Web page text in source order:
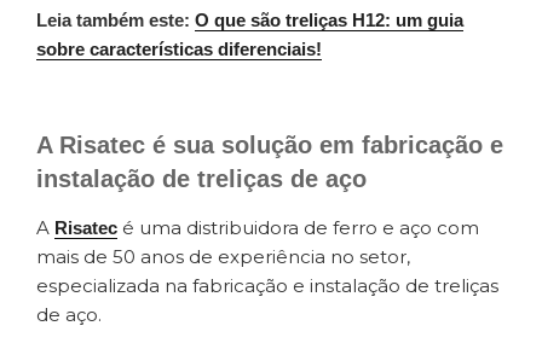
Leia também este: O que são treliças H12: um guia
sobre características diferenciais!
A Risatec é sua solução em fabricação e
instalação de treliças de aço
A Risatec é uma distribuidora de ferro e aço com
mais de 50 anos de experiência no setor,
especializada na fabricação e instalação de treliças
de aço.